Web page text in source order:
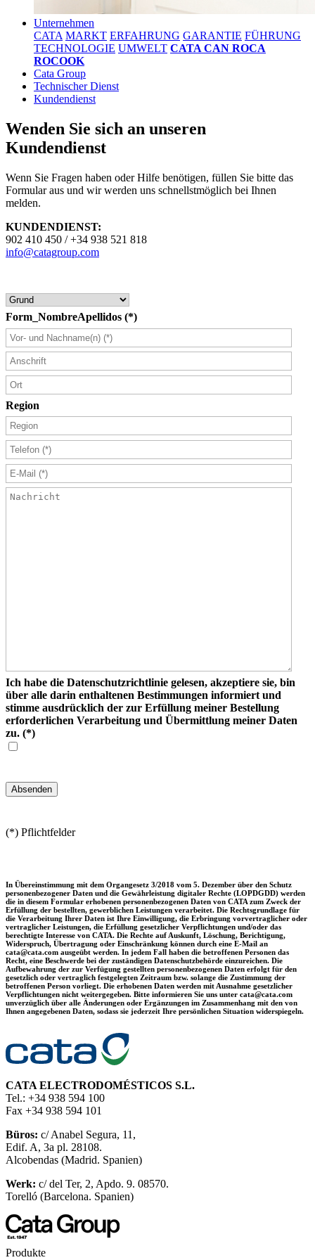
Unternehmen
CATA MARKT ERFAHRUNG GARANTIE FÜHRUNG
TECHNOLOGIE UMWELT CATA CAN ROCA
ROCOOK
Cata Group
Technischer Dienst
Kundendienst
Wenden Sie sich an unseren
Kundendienst
Wenn Sie Fragen haben oder Hilfe benötigen, füllen Sie bitte das
Formular aus und wir werden uns schnellstmöglich bei Ihnen
melden.
KUNDENDIENST:
902 410 450 / +34 938 521 818
info@catagroup.com
Form_NombreApellidos (*)
Region
Ich habe die Datenschutzrichtlinie gelesen, akzeptiere sie, bin
über alle darin enthaltenen Bestimmungen informiert und
stimme ausdrücklich der zur Erfüllung meiner Bestellung
erforderlichen Verarbeitung und Übermittlung meiner Daten
zu. (*)
(*) Pflichtfelder
In Übereinstimmung mit dem Organgesetz 3/2018 vom 5. Dezember über den Schutz
personenbezogener Daten und die Gewährleistung digitaler Rechte (LOPDGDD) werden
die in diesem Formular erhobenen personenbezogenen Daten von CATA zum Zweck der
Erfüllung der bestellten, gewerblichen Leistungen verarbeitet. Die Rechtsgrundlage für
die Verarbeitung Ihrer Daten ist Ihre Einwilligung, die Erbringung vorvertraglicher oder
vertraglicher Leistungen, die Erfüllung gesetzlicher Verpflichtungen und/oder das
berechtigte Interesse von CATA. Die Rechte auf Auskunft, Löschung, Berichtigung,
Widerspruch, Übertragung oder Einschränkung können durch eine E-Mail an
cata@cata.com ausgeübt werden. In jedem Fall haben die betroffenen Personen das
Recht, eine Beschwerde bei der zuständigen Datenschutzbehörde einzureichen. Die
Aufbewahrung der zur Verfügung gestellten personenbezogenen Daten erfolgt für den
gesetzlich oder vertraglich festgelegten Zeitraum bzw. solange die Zustimmung der
betroffenen Person vorliegt. Die erhobenen Daten werden mit Ausnahme gesetzlicher
Verpflichtungen nicht weitergegeben. Bitte informieren Sie uns unter cata@cata.com
unverzüglich über alle Änderungen oder Ergänzungen im Zusammenhang mit den von
Ihnen angegebenen Daten, sodass sie jederzeit Ihre persönlichen Situation widerspiegeln.
CATA ELECTRODOMÉSTICOS S.L.
Tel.: +34 938 594 100
Fax +34 938 594 101
Büros: c/ Anabel Segura, 11,
Edif. A, 3a pl. 28108.
Alcobendas (Madrid. Spanien)
Werk: c/ del Ter, 2, Apdo. 9. 08570.
Torelló (Barcelona. Spanien)
Produkte